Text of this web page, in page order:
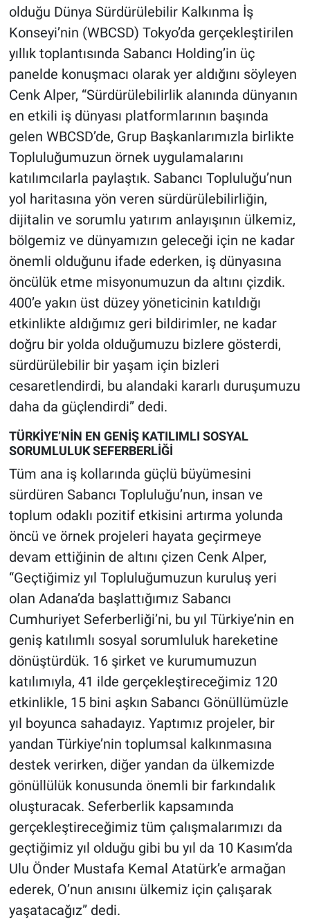
olduğu Dünya Sürdürülebilir Kalkınma İş
Konseyi’nin (WBCSD) Tokyo’da gerçekleştirilen
yıllık toplantısında Sabancı Holding’in üç
panelde konuşmacı olarak yer aldığını söyleyen
Cenk Alper, “Sürdürülebilirlik alanında dünyanın
en etkili iş dünyası platformlarının başında
gelen WBCSD’de, Grup Başkanlarımızla birlikte
Topluluğumuzun örnek uygulamalarını
katılımcılarla paylaştık. Sabancı Topluluğu’nun
yol haritasına yön veren sürdürülebilirliğin,
dijitalin ve sorumlu yatırım anlayışının ülkemiz,
bölgemiz ve dünyamızın geleceği için ne kadar
önemli olduğunu ifade ederken, iş dünyasına
öncülük etme misyonumuzun da altını çizdik.
400’e yakın üst düzey yöneticinin katıldığı
etkinlikte aldığımız geri bildirimler, ne kadar
doğru bir yolda olduğumuzu bizlere gösterdi,
sürdürülebilir bir yaşam için bizleri
cesaretlendirdi, bu alandaki kararlı duruşumuzu
daha da güçlendirdi” dedi.
TÜRKİYE’NİN EN GENİŞ KATILIMLI SOSYAL
SORUMLULUK SEFERBERLİĞİ
Tüm ana iş kollarında güçlü büyümesini
sürdüren Sabancı Topluluğu’nun, insan ve
toplum odaklı pozitif etkisini artırma yolunda
öncü ve örnek projeleri hayata geçirmeye
devam ettiğinin de altını çizen Cenk Alper,
“Geçtiğimiz yıl Topluluğumuzun kuruluş yeri
olan Adana’da başlattığımız Sabancı
Cumhuriyet Seferberliği’ni, bu yıl Türkiye’nin en
geniş katılımlı sosyal sorumluluk hareketine
dönüştürdük. 16 şirket ve kurumumuzun
katılımıyla, 41 ilde gerçekleştireceğimiz 120
etkinlikle, 15 bini aşkın Sabancı Gönüllümüzle
yıl boyunca sahadayız. Yaptımız projeler, bir
yandan Türkiye’nin toplumsal kalkınmasına
destek verirken, diğer yandan da ülkemizde
gönüllülük konusunda önemli bir farkındalık
oluşturacak. Seferberlik kapsamında
gerçekleştireceğimiz tüm çalışmalarımızı da
geçtiğimiz yıl olduğu gibi bu yıl da 10 Kasım’da
Ulu Önder Mustafa Kemal Atatürk’e armağan
ederek, O’nun anısını ülkemiz için çalışarak
yaşatacağız” dedi.